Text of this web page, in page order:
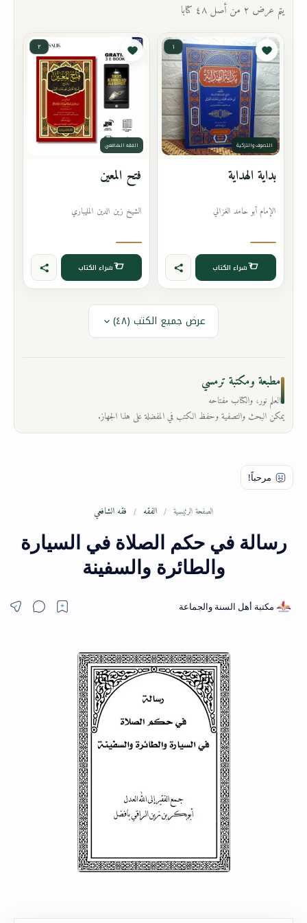
يتم عرض ٢ من أصل ٤٨ كتابا
١
التصوف والتزكية
بداية الهداية
الإمام أبو حامد الغزالي
شراء الكتاب
٢
الفقه الشافعي
فتح المعين
الشيخ زين الدين المليباري
شراء الكتاب
عرض جميع الكتب (٤٨)
مطبعة ومكتبة ترمسي
العلم نور، والكتاب مفتاحه
يمكن البحث والتصفية وحفظ الكتب في المفضلة على هذا الجهاز.
الصفحة الرئيسية الفقه فقه الشافعي
رسالة في حكم الصلاة في السيارة
والطائرة والسفينة